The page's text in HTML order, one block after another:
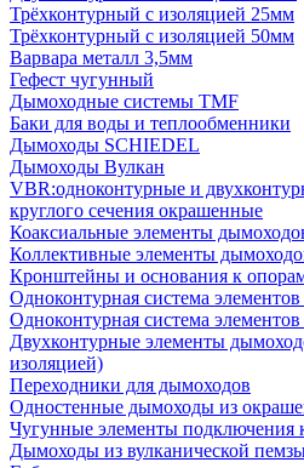
Трёхконтурный с изоляцией 25мм
Трёхконтурный с изоляцией 50мм
Варвара металл 3,5мм
Гефест чугунный
Дымоходные системы TMF
Баки для воды и теплообменники
Дымоходы SCHIEDEL
Дымоходы Вулкан
VBR:одноконтурные и
круглого сечения окрашенные
Коаксиальные элементы
Коллективные элементы
Кронштейны и основания к
Одноконтурная система элементов
Одноконтурная система
Двухконтурные элементы
изоляцией)
Переходники для дымоходов
Одностенные дымоходы из
Чугунные элементы подключения
Дымоходы из вулканической